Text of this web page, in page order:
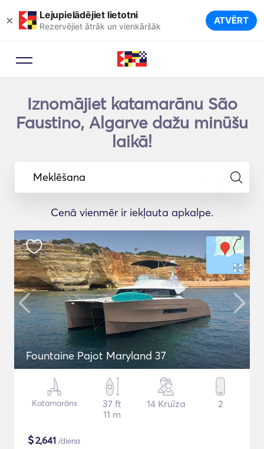
× Lejupielādējiet lietotni
Rezervējiet ātrāk un vienkāršāk ATVĒRT
Iznomājiet katamarānu São
Faustino, Algarve dažu minūšu
laikā!
Meklēšana
Cenā vienmēr ir iekļauta apkalpe.
Fountaine Pajot Maryland 37
Katamarāns
37 ft
11 m
14 Kruīza 2
$2,641 /diena